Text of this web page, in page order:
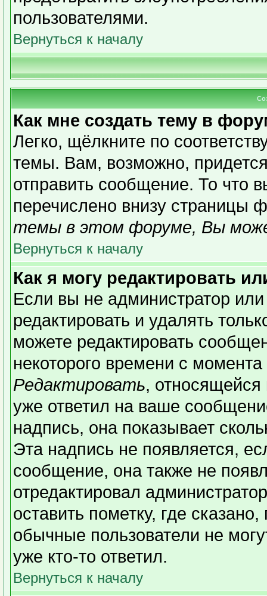
пользователями.
Вернуться к началу
Как мне создать тему в
Легко, щёлкните по
темы. Вам, возможно,
отправить сообщение. То что
перечислено внизу страницы
темы в этом форуме, Вы
Вернуться к началу
Как я могу редактировать
Если вы не администратор
редактировать и удалять
можете редактировать
некоторого времени с
Редактировать,
уже ответил на ваше
надпись, она показывает
Эта надпись не появляется,
сообщение, она также не
отредактировал
оставить пометку, где
обычные пользователи не
уже кто-то ответил.
Вернуться к началу